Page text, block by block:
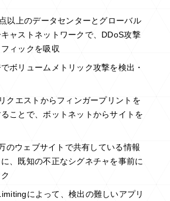
以上のデータセンターとグローバル
ャストネットワークで、DDoS攻撃
ィックを吸収
ボリュームメトリック攻撃を検出・
クエストからフィンガープリントを
ことで、ボットネットからサイトを
のウェブサイトで共有している情報
、既知の不正なシグネチャを事前に
によって、検出の難しいアプリ